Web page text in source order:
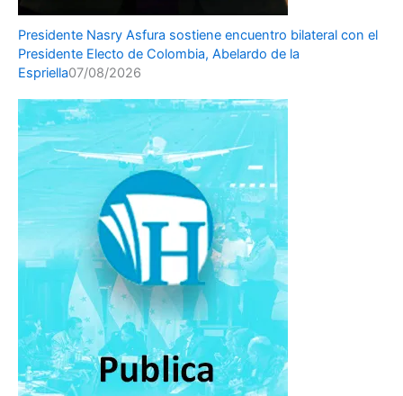
Presidente Nasry Asfura sostiene encuentro bilateral con el
Presidente Electo de Colombia, Abelardo de la
Espriella07/08/2026